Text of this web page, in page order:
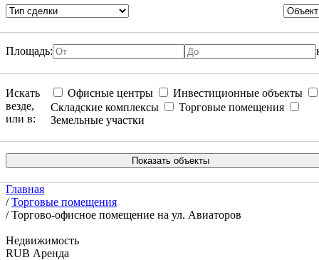
Площадь:
Искать
везде,
или в:
Офисные центры
Инвестиционные объекты
Складские комплексы
Торговые помещения
Земельные участки
Главная
/ Торговые помещения
/ Торгово-офисное помещение на ул. Авиаторов
Недвижимость
RUB Аренда